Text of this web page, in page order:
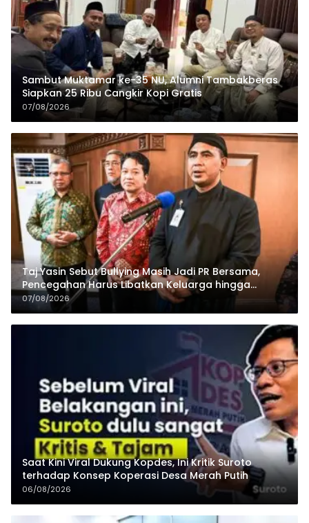
Sambut Muktamar ke-35 NU, Alumni Tambakberas
Siapkan 25 Ribu Cangkir Kopi Gratis
07/08/2026
Taj Yasin Sebut Bullying Masih Jadi PR Bersama,
Pencegahan Harus Libatkan Keluarga hingga
Pesantren
07/08/2026
Saat Kini Viral Dukung Kopdes, Ini Kritik Suroto
terhadap Konsep Koperasi Desa Merah Putih
06/08/2026